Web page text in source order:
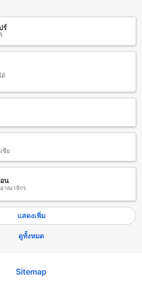
นใกล้โลนาวาลาไปยัง Nature Valley
Point Lonavala
นนานาชาติชาตระปุรี (Chhatrapati
Airport) ที่อยู่ห่างจากโลนาวาลาป
ป็นทางเลือกที่สะดวกที่สุดสำหรับนักท่อง
Valley Farmhouse Near Tiger
ารถเลือกใช้บริการแท็กซี่หรือรถเช่า ซึ่ง
ถึง 2 ชั่วโมง ขึ้นอยู่กับสภาพการจราจร
ถนนหมายเลข 48 ซึ่งเป็นถนนที่มีวิว
าและธรรมชาติที่เขียวขจี
เดินทางจากสนามบินนานาชาติพูลอาร์
างจากโลนาวาลาเพียงประมาณ 60
ากสนามบินนี้จะใช้เวลาประมาณ 1
ช้บริการรถแท็กซี่หรือรถเช่าที่มีให้
ย เมื่อถึงโลนาวาลาแล้ว คุณสามารถเดิน
Farmhouse โดยใช้บริการรถแท็กซี่
บริการในพื้นที่ ซึ่งจะทำให้คุณสามารถ
ธรรมชาติและความเงียบสงบที่นี่ได้อย่าง
อบๆ Nature Valley Farmhouse Near
นสถานที่ที่ต้องไม่พลาดคือ Bhushi Dam
ร์
ต้
ซีย
น
าณาจักร
แสดงเพิ่ม
ดูทั้งหมด
Sitemap